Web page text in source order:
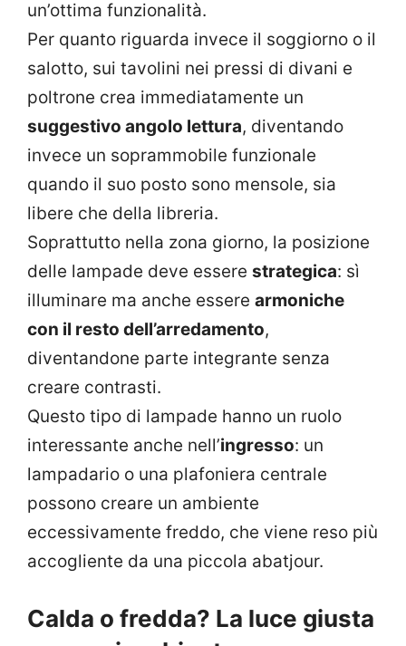
un’ottima funzionalità.
Per quanto riguarda invece il soggiorno o il
salotto, sui tavolini nei pressi di divani e
poltrone crea immediatamente un
suggestivo angolo lettura, diventando
invece un soprammobile funzionale
quando il suo posto sono mensole, sia
libere che della libreria.
Soprattutto nella zona giorno, la posizione
delle lampade deve essere strategica: sì
illuminare ma anche essere armoniche
con il resto dell’arredamento,
diventandone parte integrante senza
creare contrasti.
Questo tipo di lampade hanno un ruolo
interessante anche nell’ingresso: un
lampadario o una plafoniera centrale
possono creare un ambiente
eccessivamente freddo, che viene reso più
accogliente da una piccola abatjour.
Calda o fredda? La luce giusta